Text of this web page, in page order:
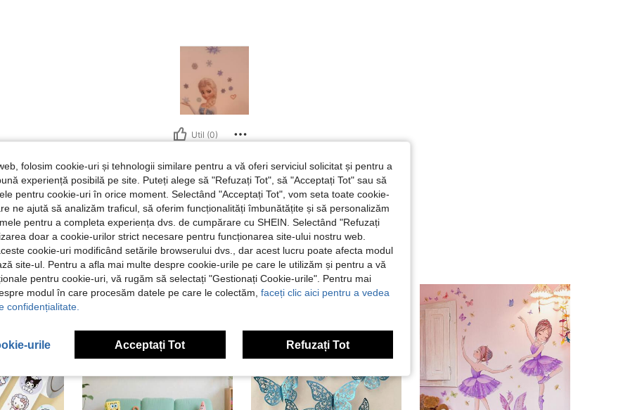
Util (0)
folosim cookie-uri și tehnologii similare pentru a vă oferi serviciul solicitat și pentru a
experiență posibilă pe site. Puteți alege să "Refuzați Tot", să "Acceptați Tot" sau să
pentru cookie-uri în orice moment. Selectând "Acceptați Tot", vom seta toate cookie-
ne ajută să analizăm traficul, să oferim funcționalități îmbunătățite și să personalizăm
pentru a completa experiența dvs. de cumpărare cu SHEIN. Selectând "Refuzați
doar a cookie-urilor strict necesare pentru funcționarea site-ului nostru web.
cookie-uri modificând setările browserului dvs., dar acest lucru poate afecta modul
site-ul. Pentru a afla mai multe despre cookie-urile pe care le utilizăm și pentru a vă
pentru cookie-uri, vă rugăm să selectați "Gestionați Cookie-urile". Pentru mai
modul în care procesăm datele pe care le colectăm, faceți clic aici pentru a vedea
confidențialitate.
urile Acceptați Tot Refuzați Tot